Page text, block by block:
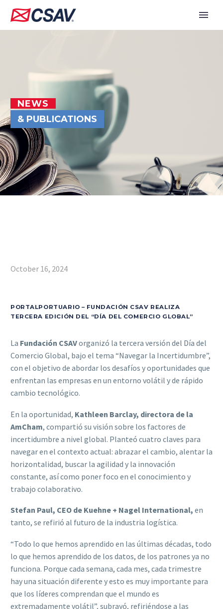
NEWS
& PUBLICATIONS
October 16, 2024
PORTALPORTUARIO – FUNDACIÓN CSAV REALIZA
TERCERA EDICIÓN DEL “DÍA DEL COMERCIO GLOBAL”
La Fundación CSAVorganizó la tercera versión del Día del
Comercio Global, bajo el tema “Navegar la Incertidumbre”,
con el objetivo de abordar los desafíos y oportunidades que
enfrentan las empresas en un entorno volátil y de rápido
cambio tecnológico.
En la oportunidad, Kathleen Barclay, directora de la
AmCham, compartió su visión sobre los factores de
incertidumbre a nivel global. Planteó cuatro claves para
navegar en el contexto actual: abrazar el cambio, alentar la
horizontalidad, buscar la agilidad y la innovación
constante, así como poner foco en el conocimiento y
trabajo colaborativo.
Stefan Paul, CEO de Kuehne + Nagel International, en
tanto, se refirió al futuro de la industria logística.
“Todo lo que hemos aprendido en las últimas décadas, todo
lo que hemos aprendido de los datos, de los patrones ya no
funciona. Porque cada semana, cada mes, cada trimestre
hay una situación diferente y esto es muy importante para
que los líderes comprendan que el mundo es
extremadamente volátil”, subrayó, refiriéndose a las